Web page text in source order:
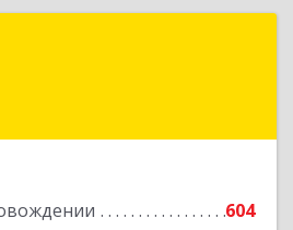
604
Респ, Якутск г, Чиряева